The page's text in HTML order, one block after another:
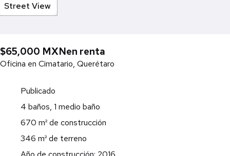
Street View
$65,000 MXNen renta
Oficina en Cimatario, Querétaro
Publicado
4 baños, 1 medio baño
670 m² de construcción
346 m² de terreno